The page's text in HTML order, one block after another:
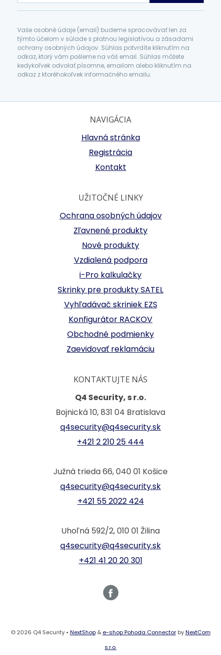
Vaše osobné údaje (email) budeme spracovávať len za
týmto účelom v súlade s platnou legislatívou a zásadami
ochrany osobných údajov. Súhlas potvrdíte kliknutím na
odkaz, ktorý vám pošleme na váš email. Súhlas môžete
kedykoľvek odvolať písomne, emailom alebo kliknutím na
odkaz z ktoréhokoľvek informačného emailu.
NAVIGÁCIA
Hlavná stránka
Registrácia
Kontakt
UŽITOČNÉ LINKY
Ochrana osobných údajov
Zľavnené produkty
Nové produkty
Vzdialená podpora
i-Pro kalkulačky
Skrinky pre produkty SATEL
Vyhľadávač skriniek EZS
Konfigurátor RACKOV
Obchodné podmienky
Zaevidovať reklamáciu
KONTAKTUJTE NÁS
Q4 Security, s r.o.
Bojnická 10, 831 04 Bratislava
q4security@q4security.sk
+421 2 210 25 444
Južná trieda 66, 040 01 Košice
q4security@q4security.sk
+421 55 2022 424
Uhoľná 592/2, 010 01 Žilina
q4security@q4security.sk
+421 41 20 20 301
© 2026 Q4 Security • NextShop& e-shop Pohoda ConnectorbyNextCom
s.r.o.